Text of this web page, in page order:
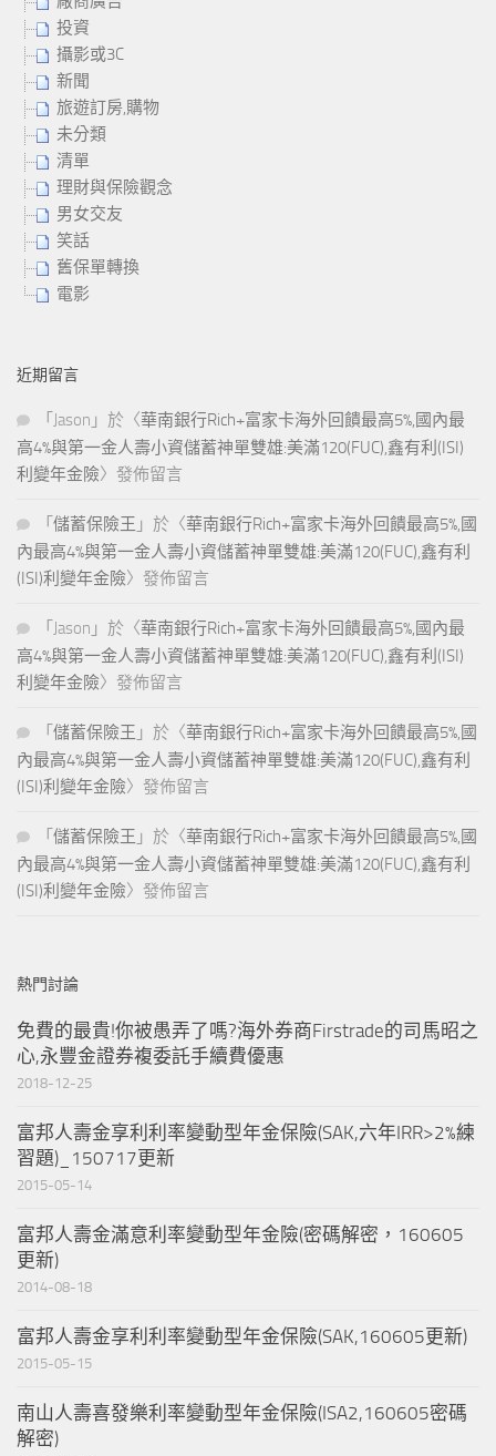
投資
攝影或3C
新聞
旅遊訂房,購物
未分類
清單
理財與保險觀念
男女交友
笑話
舊保單轉換
電影
近期留言
「 Jason 」於〈華南銀行Rich+富家卡海外回饋最高5%,國內最
高4%與第一金人壽小資儲蓄神單雙雄:美滿120(FUC),鑫有利(ISI)
利變年金險〉發佈留言
「 儲蓄保險王 」於〈華南銀行Rich+富家卡海外回饋最高5%,國
內最高4%與第一金人壽小資儲蓄神單雙雄:美滿120(FUC),鑫有利
(ISI)利變年金險〉發佈留言
「 Jason 」於〈華南銀行Rich+富家卡海外回饋最高5%,國內最
高4%與第一金人壽小資儲蓄神單雙雄:美滿120(FUC),鑫有利(ISI)
利變年金險〉發佈留言
「 儲蓄保險王 」於〈華南銀行Rich+富家卡海外回饋最高5%,國
內最高4%與第一金人壽小資儲蓄神單雙雄:美滿120(FUC),鑫有利
(ISI)利變年金險〉發佈留言
「 儲蓄保險王 」於〈華南銀行Rich+富家卡海外回饋最高5%,國
內最高4%與第一金人壽小資儲蓄神單雙雄:美滿120(FUC),鑫有利
(ISI)利變年金險〉發佈留言
熱門討論
免費的最貴!你被愚弄了嗎?海外券商Firstrade的司馬昭之
心,永豐金證券複委託手續費優惠
2018-12-25
富邦人壽金享利利率變動型年金保險(SAK,六年IRR>2%練
習題)_150717更新
2015-05-14
富邦人壽金滿意利率變動型年金險(密碼解密，160605
更新)
2014-08-18
富邦人壽金享利利率變動型年金保險(SAK,160605更新)
2015-05-15
南山人壽喜發樂利率變動型年金保險(ISA2,160605密碼
解密)